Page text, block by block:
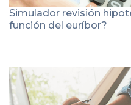
Simulador revisión
función del euríbor?